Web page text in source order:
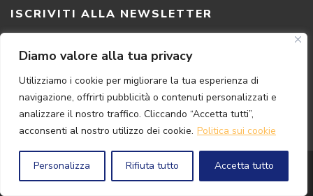
Diamo valore alla tua privacy
Utilizziamo i cookie per migliorare la tua esperienza di
navigazione, offrirti pubblicità o contenuti personalizzati e
analizzare il nostro traffico. Cliccando “Accetta tutti”,
acconsenti al nostro utilizzo dei cookie. Politica sui cookie
Personalizza Rifiuta tutto Accetta tutto
ISCRIVITI ALLA NEWSLETTER
Clicca sul pulsante per ricevere le nostre ultime novità,
notizie e promozioni
ISCRIVITI ADESSO
© 2024 FlorenceArtEdizioni | P.IVA 04813630482
Powered by{SP} Digital & Consulting